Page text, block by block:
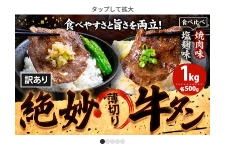
タップして拡大
1 2 3 4 5